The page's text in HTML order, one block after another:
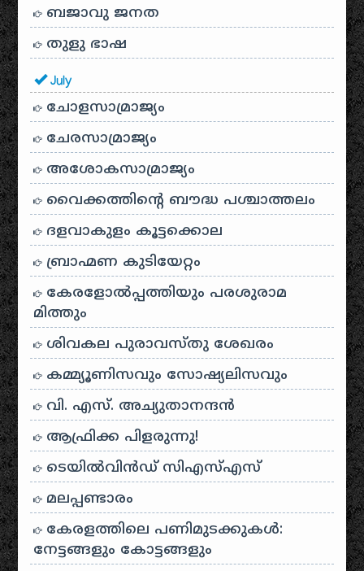
ബജാവു ജനത
തുളു ഭാഷ
July
ചോളസാമ്രാജ്യം
ചേരസാമ്രാജ്യം
അശോകസാമ്രാജ്യം
വൈക്കത്തിന്റെ ബൗദ്ധ പശ്ചാത്തലം
ദളവാകുളം കൂട്ടക്കൊല
ബ്രാഹ്മണ കുടിയേറ്റം
കേരളോൽപ്പത്തിയും പരശുരാമ
മിത്തും
ശിവകല പുരാവസ്തു ശേഖരം
കമ്മ്യൂണിസവും സോഷ്യലിസവും
വി. എസ്. അച്യുതാനന്ദൻ
ആഫ്രിക്ക പിളരുന്നു!
ടെയിൽ‌വിൻഡ് സി‌എസ്‌എസ്
മലപ്പണ്ടാരം
കേരളത്തിലെ പണിമുടക്കുകൾ:
നേട്ടങ്ങളും കോട്ടങ്ങളും